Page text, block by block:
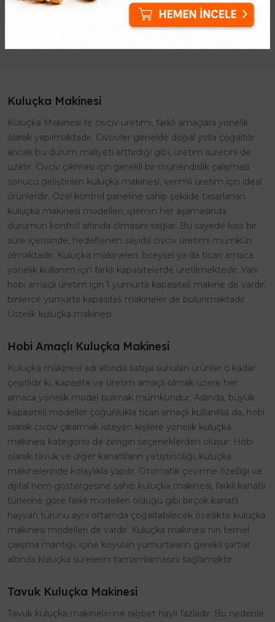
çıkarmak için tasarlanan 24'lü
başarıyı şansa bırakmayın.
Efe..
Kuluçka Makinesi
Kuluçka Makinesi ile civciv üretimi, farklı amaçlara yönelik
olarak yapılmaktadır. Civcivler genelde doğal yolla çoğaltılır
ancak bu durum maliyeti arttırdığı gibi, üretim sürecini de
uzatır. Civciv çıkması için gerekli bir mühendislik çalışması
sonucu geliştirilen kuluçka makinesi, verimli üretim için ideal
ürünlerdir. Özel kontrol paneline sahip şekilde tasarlanan
kuluçka makinesi modelleri, işlemin her aşamasında
durumun kontrol altında olmasını sağlar. Bu sayede kısa bir
süre içerisinde, hedeflenen sayıda civciv üretimi mümkün
olmaktadır. Kuluçka makineleri, bireysel ya da ticari amaca
yönelik kullanım için farklı kapasitelerde üretilmektedir. Yani
hobi amaçlı üretim için 1 yumurta kapasiteli makine de vardır,
binlerce yumurta kapasiteli makineler de bulunmaktadır.
Üstelik kuluçka makinesi.
Hobi Amaçlı Kuluçka Makinesi
Kuluçka makinesi adı altında satışa sunulan ürünler o kadar
çeşitlidir ki, kapasite ve üretim amaçlı olmak üzere her
amaca yönelik model bulmak mümkündür. Aslında, büyük
kapasiteli modeller çoğunlukla ticari amaçlı kullanılsa da, hobi
olarak civciv çıkarmak isteyen kişilere yönelik kuluçka
makinesi kategorisi de zengin seçeneklerden oluşur. Hobi
olarak tavuk ve diğer kanatlıların yetiştiriciliği, kuluçka
makinelerinde kolaylıkla yapılır. Otomatik çevirme özelliği ve
dijital nem göstergesine sahip kuluçka makinesi, farklı kanatlı
türlerine göre farklı modelleri olduğu gibi birçok kanatlı
hayvan türünü aynı ortamda çoğaltabilecek özellikte kuluçka
makinesi modelleri de vardır. Kuluçka makinesi nin temel
çalışma mantığı, içine koyulan yumurtaların gerekli şartlar
altında kuluçka sürelerini tamamlamasını sağlamaktır.
Tavuk Kuluçka Makinesi
Tavuk kuluçka makinelerine rağbet hayli fazladır. Bu nedenle